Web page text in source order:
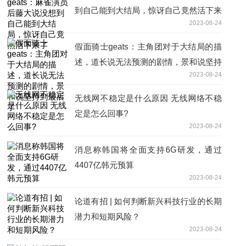
到自己能到大结局，惊讶自己竟然活下来
2023-08-24
假面骑士geats：主角团对于大结局的描
述，道长说无法预测的剧情，景和说坚持
2023-08-24
无线网不稳定是什么原因 无线网络不稳
定是怎么回事?
2023-08-24
消息称韩国将全面支持6G研发，通过
4407亿韩元预算
2023-08-24
论道有招 | 如何判断新兴科技行业的长期
潜力和短期风险？
2023-08-24